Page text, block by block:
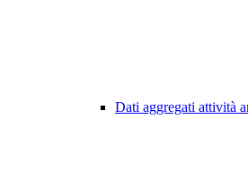
Dati aggregati attività